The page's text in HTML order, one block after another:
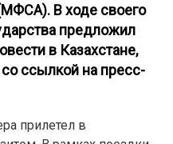
В ходе своего
предложил
в Казахстане,
со ссылкой на пресс-
прилетел в